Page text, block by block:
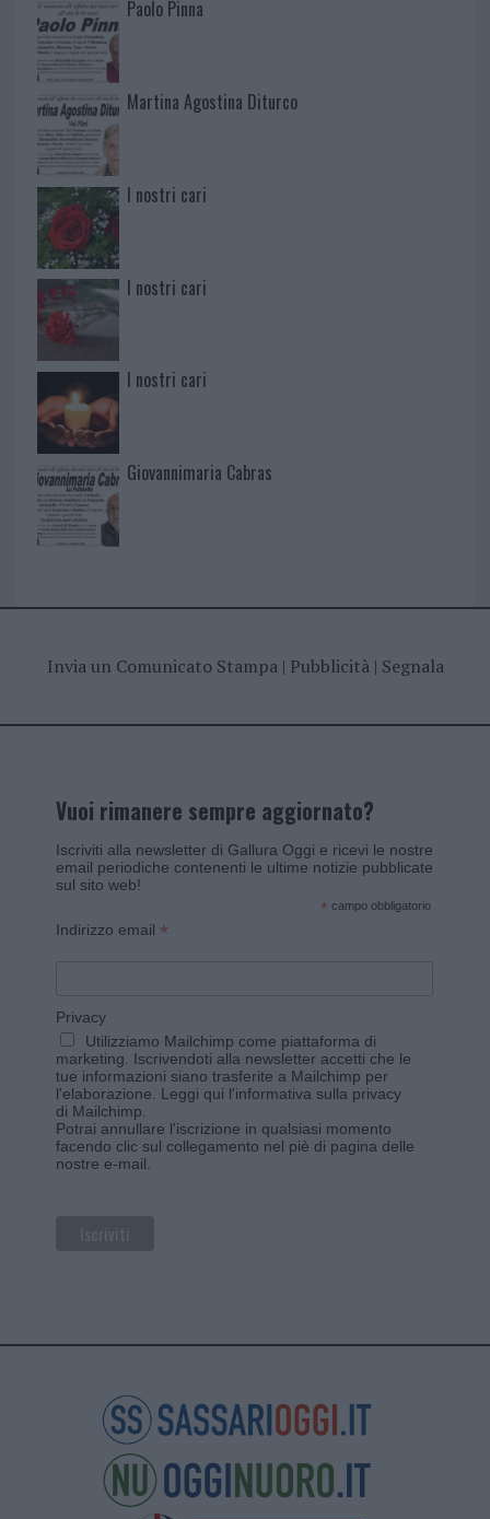
Paolo Pinna
Martina Agostina Diturco
I nostri cari
I nostri cari
I nostri cari
Giovannimaria Cabras
Invia un Comunicato Stampa| Pubblicità| Segnala
Vuoi rimanere sempre aggiornato?
Iscriviti alla newsletter di Gallura Oggi e ricevi le nostre
email periodiche contenenti le ultime notizie pubblicate
sul sito web!
* campo obbligatorio
Indirizzo email *
Privacy
Utilizziamo Mailchimp come piattaforma di
marketing. Iscrivendoti alla newsletter accetti che le
tue informazioni siano trasferite a Mailchimp per
l'elaborazione. Leggi qui l'informativa sulla privacy
di Mailchimp
Potrai annullare l'iscrizione in qualsiasi momento
facendo clic sul collegamento nel piè di pagina delle
nostre e-mail.